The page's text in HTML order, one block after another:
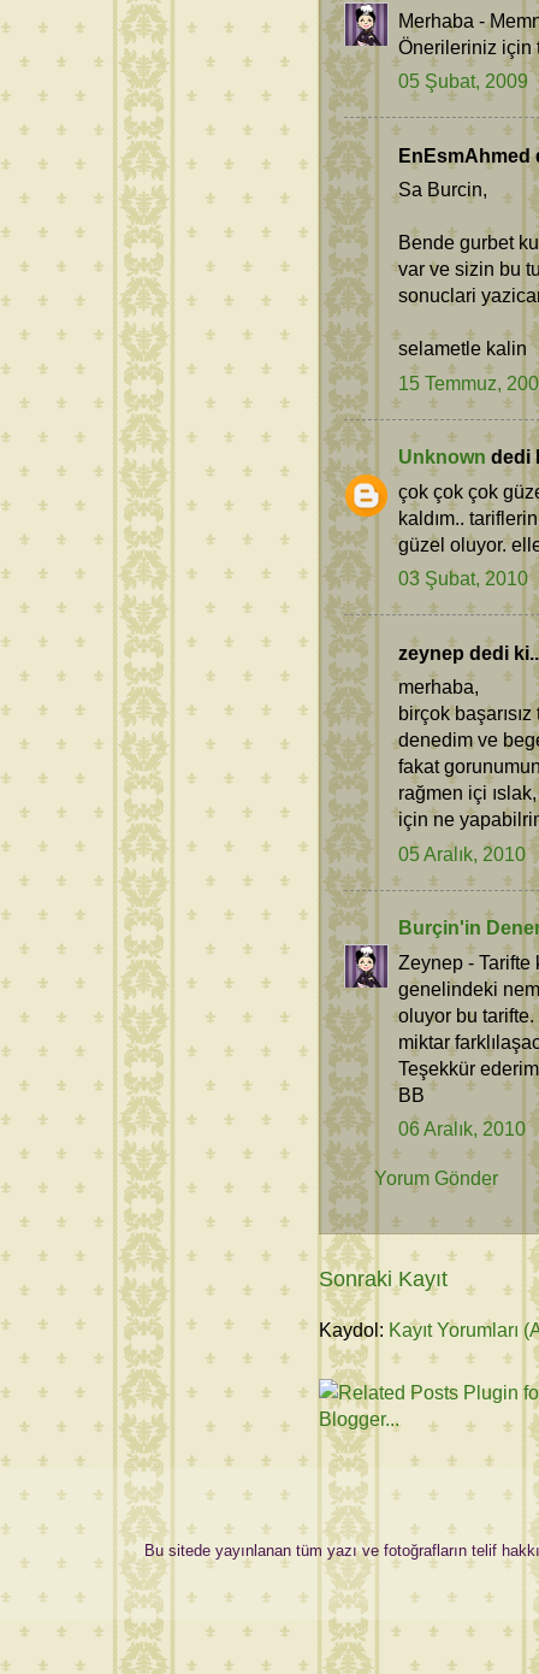
Merhaba -
Önerileriniz için
05 Şubat, 2009
EnEsmAhmed
Sa Burcin,
Bende gurbet
var ve sizin bu
sonuclari
selametle kalin
15 Temmuz,
Unknown dedi
çok çok çok
kaldım..
güzel oluyor.
03 Şubat, 2010
zeynep dedi
merhaba,
birçok
denedim ve
fakat
rağmen içi
için ne
05 Aralık, 2010
Burçin'in
Zeynep - Tarifte
genelindeki
oluyor bu
miktar
Teşekkür
BB
06 Aralık, 2010
Yorum Gönder
Sonraki Kayıt
Kaydol: Kayıt Yorumları
Bu sitede yayınlanan tüm yazı ve fotoğrafların telif